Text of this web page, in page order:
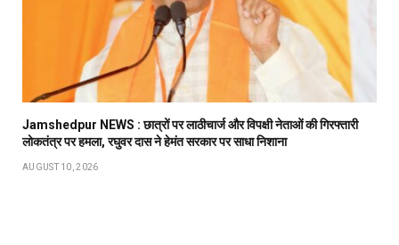
Jamshedpur NEWS : छात्रों पर लाठीचार्ज और विपक्षी नेताओं की गिरफ्तारी
लोकतंत्र पर हमला, रघुवर दास ने हेमंत सरकार पर साधा निशाना
AUGUST 10, 2026